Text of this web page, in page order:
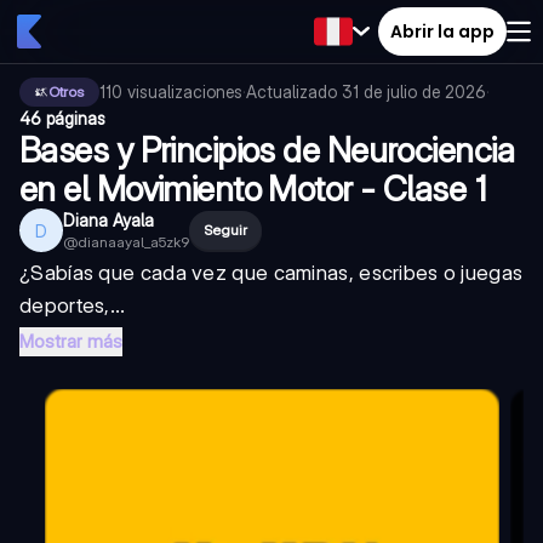
Abrir la app
Otros 110 visualizaciones·Actualizado 31 de julio de 2026·
46 páginas
Bases y Principios de Neurociencia
en el Movimiento Motor - Clase 1
D Diana Ayala
@dianaayal_a5zk9
Seguir
¿Sabías que cada vez que caminas, escribes o juegas
deportes,...
Mostrar más